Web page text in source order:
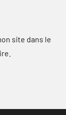
site dans le